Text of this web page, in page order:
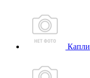
Капли